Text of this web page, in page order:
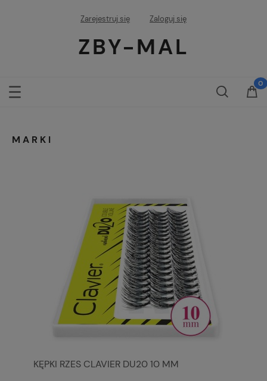
Zarejestruj się Zaloguj się
ZBY-MAL
MARKI
KĘPKI RZES CLAVIER DU20 10 MM